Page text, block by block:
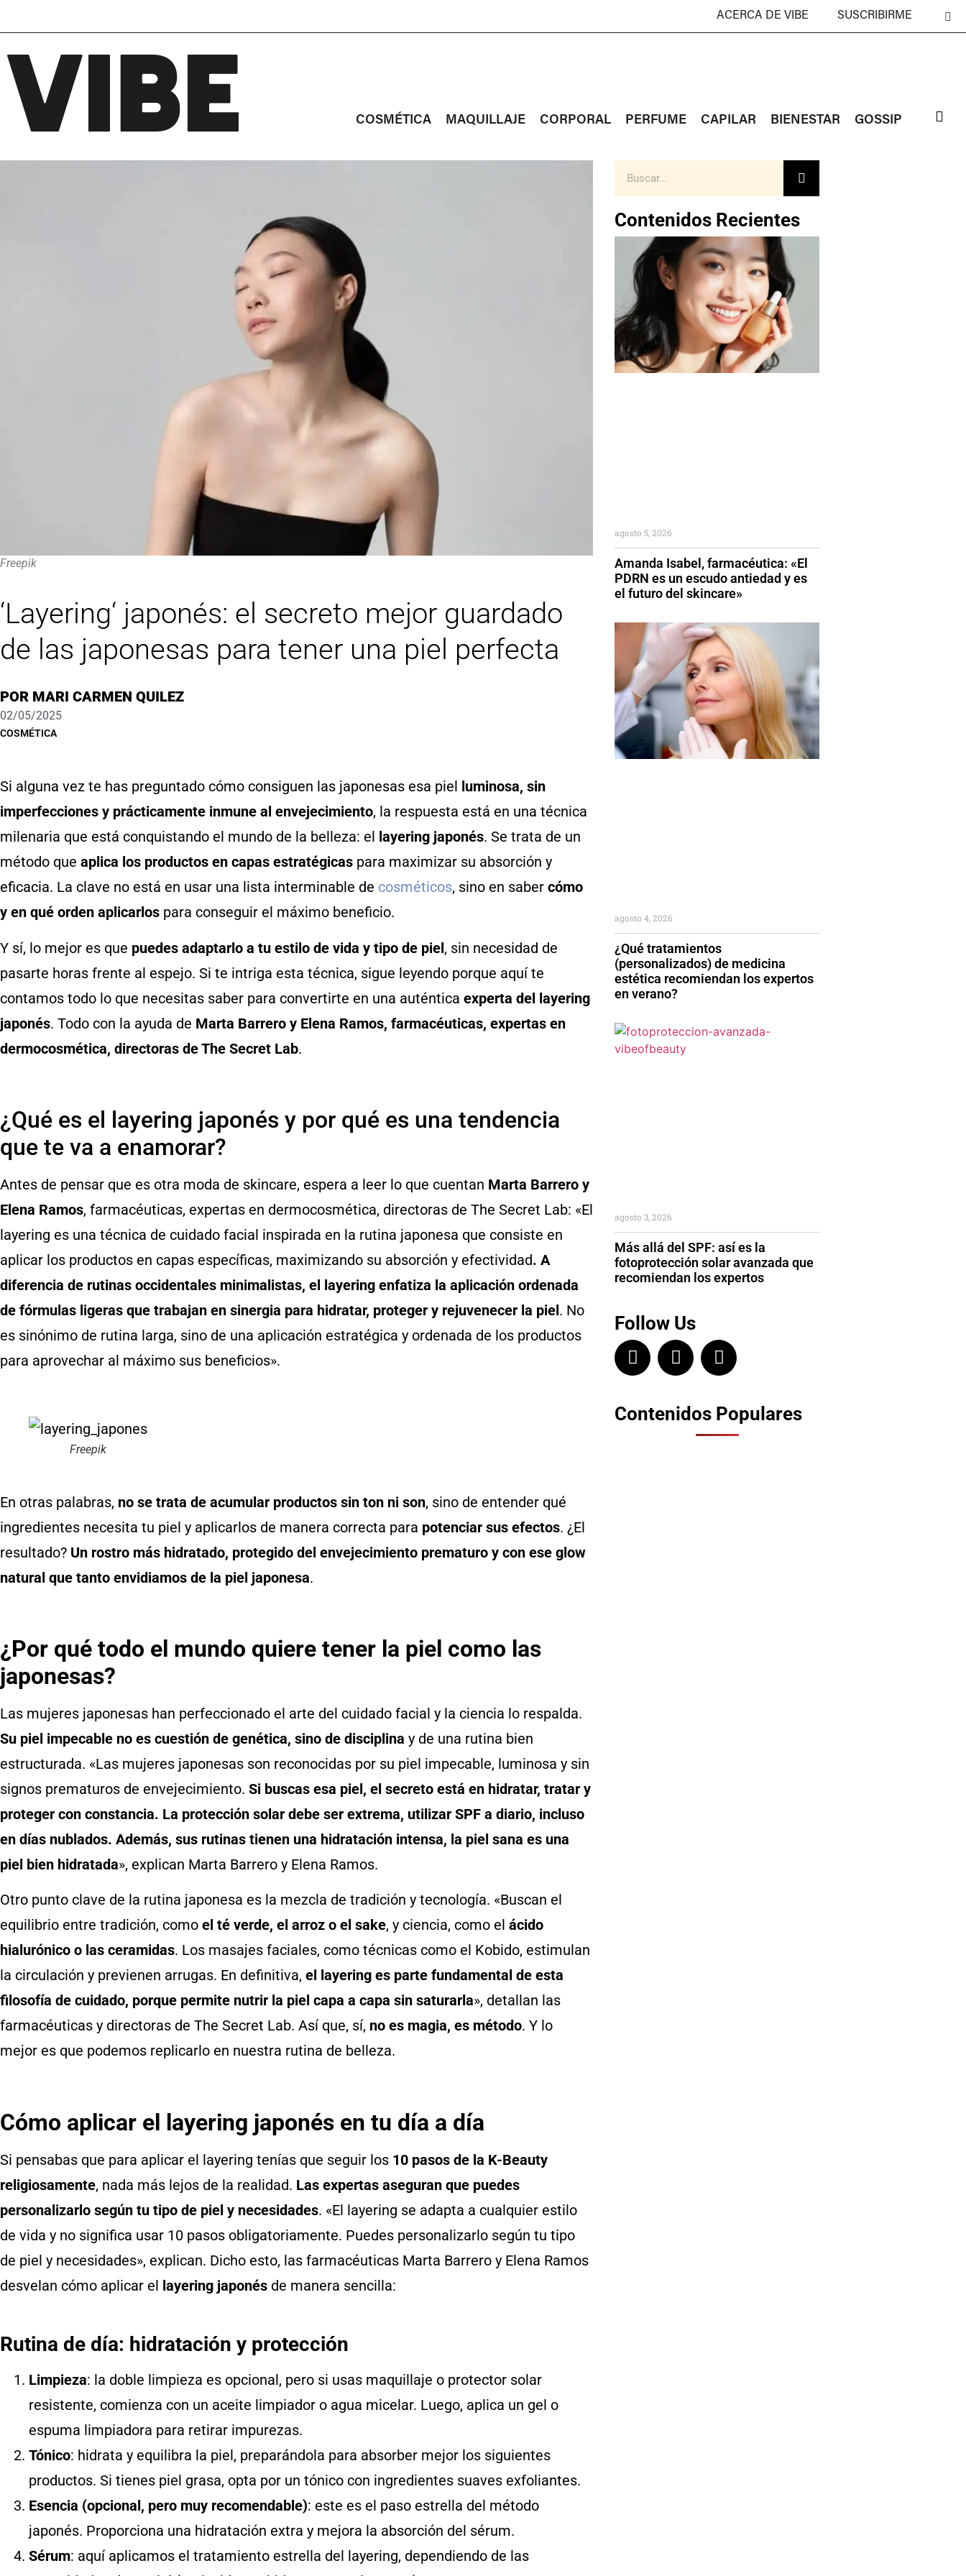
ACERCA DE VIBE SUSCRIBIRME
COSMÉTICA MAQUILLAJE CORPORAL PERFUME CAPILAR BIENESTAR GOSSIP
Freepik
‘Layering‘ japonés: el secreto mejor guardado
de las japonesas para tener una piel perfecta
POR MARI CARMEN QUILEZ
02/05/2025
COSMÉTICA
Si alguna vez te has preguntado cómo consiguen las japonesas esa piel luminosa, sin
imperfecciones y prácticamente inmune al envejecimiento, la respuesta está en una técnica
milenaria que está conquistando el mundo de la belleza: el layering japonés. Se trata de un
método que aplica los productos en capas estratégicas para maximizar su absorción y
eficacia. La clave no está en usar una lista interminable de cosméticos, sino en saber cómo
y en qué orden aplicarlos para conseguir el máximo beneficio.
Y sí, lo mejor es que puedes adaptarlo a tu estilo de vida y tipo de piel, sin necesidad de
pasarte horas frente al espejo. Si te intriga esta técnica, sigue leyendo porque aquí te
contamos todo lo que necesitas saber para convertirte en una auténtica experta del layering
japonés. Todo con la ayuda de Marta Barrero y Elena Ramos, farmacéuticas, expertas en
dermocosmética, directoras de The Secret Lab.
¿Qué es el layering japonés y por qué es una tendencia
que te va a enamorar?
Antes de pensar que es otra moda de skincare, espera a leer lo que cuentan Marta Barrero y
Elena Ramos, farmacéuticas, expertas en dermocosmética, directoras de The Secret Lab: «El
layering es una técnica de cuidado facial inspirada en la rutina japonesa que consiste en
aplicar los productos en capas específicas, maximizando su absorción y efectividad. A
diferencia de rutinas occidentales minimalistas, el layering enfatiza la aplicación ordenada
de fórmulas ligeras que trabajan en sinergia para hidratar, proteger y rejuvenecer la piel. No
es sinónimo de rutina larga, sino de una aplicación estratégica y ordenada de los productos
para aprovechar al máximo sus beneficios».
Freepik
En otras palabras, no se trata de acumular productos sin ton ni son, sino de entender qué
ingredientes necesita tu piel y aplicarlos de manera correcta para potenciar sus efectos. ¿El
resultado? Un rostro más hidratado, protegido del envejecimiento prematuro y con ese glow
natural que tanto envidiamos de la piel japonesa.
¿Por qué todo el mundo quiere tener la piel como las
japonesas?
Las mujeres japonesas han perfeccionado el arte del cuidado facial y la ciencia lo respalda.
Su piel impecable no es cuestión de genética, sino de disciplina y de una rutina bien
estructurada. «Las mujeres japonesas son reconocidas por su piel impecable, luminosa y sin
signos prematuros de envejecimiento. Si buscas esa piel, el secreto está en hidratar, tratar y
proteger con constancia. La protección solar debe ser extrema, utilizar SPF a diario, incluso
en días nublados. Además, sus rutinas tienen una hidratación intensa, la piel sana es una
piel bien hidratada», explican Marta Barrero y Elena Ramos.
Otro punto clave de la rutina japonesa es la mezcla de tradición y tecnología. «Buscan el
equilibrio entre tradición, como el té verde, el arroz o el sake, y ciencia, como el ácido
hialurónico o las ceramidas. Los masajes faciales, como técnicas como el Kobido, estimulan
la circulación y previenen arrugas. En definitiva, el layering es parte fundamental de esta
filosofía de cuidado, porque permite nutrir la piel capa a capa sin saturarla», detallan las
farmacéuticas y directoras de The Secret Lab. Así que, sí, no es magia, es método. Y lo
mejor es que podemos replicarlo en nuestra rutina de belleza.
Cómo aplicar el layering japonés en tu día a día
Si pensabas que para aplicar el layering tenías que seguir los 10 pasos de la K-Beauty
religiosamente, nada más lejos de la realidad. Las expertas aseguran que puedes
personalizarlo según tu tipo de piel y necesidades. «El layering se adapta a cualquier estilo
de vida y no significa usar 10 pasos obligatoriamente. Puedes personalizarlo según tu tipo
de piel y necesidades», explican. Dicho esto, las farmacéuticas Marta Barrero y Elena Ramos
desvelan cómo aplicar el layering japonés de manera sencilla:
Rutina de día: hidratación y protección
Limpieza: la doble limpieza es opcional, pero si usas maquillaje o protector solar
resistente, comienza con un aceite limpiador o agua micelar. Luego, aplica un gel o
espuma limpiadora para retirar impurezas.
Tónico: hidrata y equilibra la piel, preparándola para absorber mejor los siguientes
productos. Si tienes piel grasa, opta por un tónico con ingredientes suaves exfoliantes.
Esencia (opcional, pero muy recomendable): este es el paso estrella del método
japonés. Proporciona una hidratación extra y mejora la absorción del sérum.
Sérum: aquí aplicamos el tratamiento estrella del layering, dependiendo de las
Contenidos Recientes
Amanda Isabel, farmacéutica: «El
PDRN es un escudo antiedad y es
el futuro del skincare»
agosto 5, 2026
¿Qué tratamientos
(personalizados) de medicina
estética recomiendan los expertos
en verano?
agosto 4, 2026
Más allá del SPF: así es la
fotoprotección solar avanzada que
recomiendan los expertos
agosto 3, 2026
Follow Us
Contenidos Populares